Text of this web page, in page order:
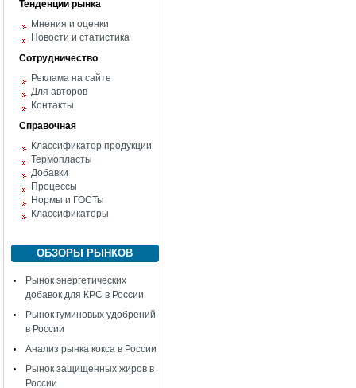
Тенденции рынка
Мнения и оценки
Новости и статистика
Сотрудничество
Реклама на сайте
Для авторов
Контакты
Справочная
Классификатор продукции
Термопласты
Добавки
Процессы
Нормы и ГОСТы
Классификаторы
ОБЗОРЫ РЫНКОВ
Рынок энергетических
добавок для КРС в России
Рынок гуминовых удобрений
в России
Анализ рынка кокса в России
Рынок защищенных жиров в
России